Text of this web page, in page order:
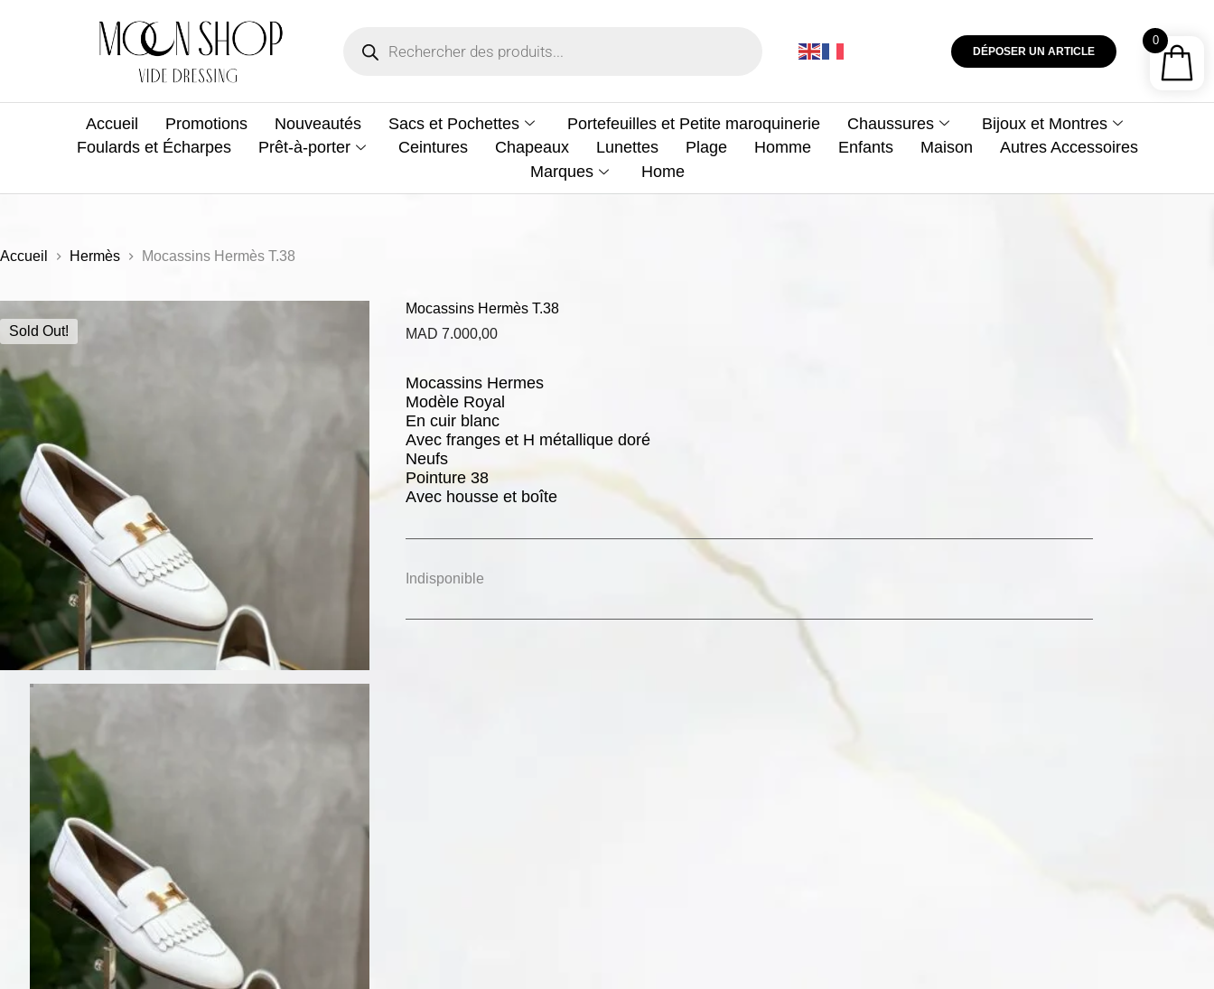
DÉPOSER UN ARTICLE
Accueil Promotions Nouveautés Sacs et Pochettes Portefeuilles et Petite maroquinerie Chaussures
Bijoux et Montres
Foulards et Écharpes
Prêt-à-porter Ceintures Chapeaux Lunettes Plage Homme Enfants Maison
Autres Accessoires
Marques
Home
Accueil Hermès Mocassins Hermès T.38
Sold Out!
Mocassins Hermès T.38
MAD 7.000,00
Mocassins Hermes
Modèle Royal
En cuir blanc
Avec franges et H métallique doré
Neufs
Pointure 38
Avec housse et boîte
Indisponible
0